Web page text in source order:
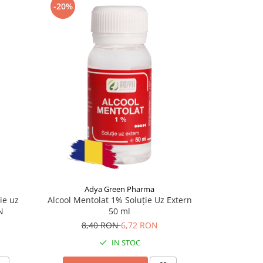
uz
-20%
Adya Green Pharma
Alcool Mentolat 1% Soluție Uz Extern
50 ml
8,40 RON6,72 RON
IN STOC